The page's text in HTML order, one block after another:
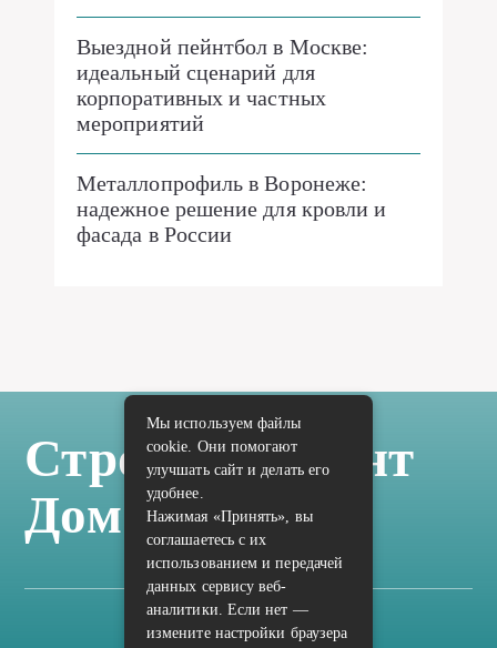
Выездной пейнтбол в Москве:
идеальный сценарий для
корпоративных и частных
мероприятий
Металлопрофиль в Воронеже:
надежное решение для кровли и
фасада в России
Стройка Ремонт
Дом Отделка
Карта сайта
Мы используем файлы
cookie. Они помогают
улучшать сайт и делать его
удобнее.
Нажимая «Принять», вы
соглашаетесь с их
использованием и передачей
данных сервису веб-
аналитики. Если нет —
измените настройки браузера